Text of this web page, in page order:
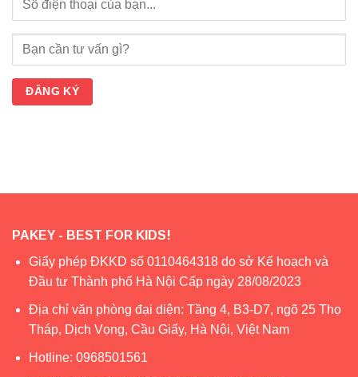
PAKEY - BEST FOR KIDS!
Giấy phép ĐKKD số 0110464318 do sở Kế hoạch và
Đầu tư Thành phố Hà Nội Cấp ngày 28/08/2023
Địa chỉ văn phòng đại diện: Tầng 4, B3-D7, ngõ 25 Thọ
Tháp, Dịch Vọng, Cầu Giấy, Hà Nội, Việt Nam
Hotline: 0968501561